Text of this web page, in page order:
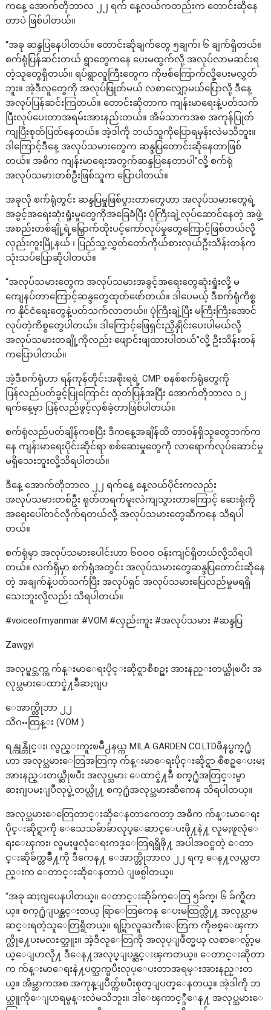
ကနေ့ အောက်တိုဘာလ ၂၂ ရက် နေ့လယ်ကတည်းက တောင်းဆိုနေ
တာပဲ ဖြစ်ပါတယ်။
“အခု ဆန္ဒပြနေပါတယ်။ တောင်းဆိုချက်တွေ ၅ချက်၊ ၆ ချက်ရှိတယ်။
စက်ရုံပြန်ဆင်းတယ် ရွာတွေကနေ ပေးမထွက်လို့ အလုပ်လာမဆင်းရ
တဲ့သူတွေရှိတယ်။ ရပ်ရွာလူကြီးတွေက ကိုဗစ်ကြောက်လို့ပေးမလွှတ်
ဘူး။ အဲ့ဒီလူတွေကို အလုပ်ဖြုတ်မယ် လစာလျှော့မယ်ပြောလို့ ဒီနေ့
အလုပ်ပြန်ဆင်းကြတယ်။ တောင်းဆိုတာက ကျန်းမာရေးနဲ့ပတ်သက်
ပြီးလုပ်ပေးတာအရမ်းအားနည်းတယ်။ အိမ်သာကအစ အကုန်ပြုတ်
ကျပြီးစုတ်ပြတ်နေတယ်။ အဲ့ဒါကို ဘယ်သူကိုပြောရမှန်းလဲမသိဘူး။
ဒါကြောင့်ဒီနေ့ အလုပ်သမားတွေက ဆန္ဒပြတောင်းဆိုနေတာဖြစ်
တယ်။ အဓိက ကျန်းမာရေးအတွက်ဆန္ဒပြနေတာပါ”လို့ စက်ရုံ
အလုပ်သမားတစ်ဦးဖြစ်သူက ပြောပါတယ်။
အခုလို စက်ရုံတွင်း ဆန္ဒပြမှုဖြစ်ပွားတာတွေဟာ အလုပ်သမားတွေရဲ့
အခွင့်အရေးဆုံးရှုံးမှုတွေကိုအခြေခံပြီး ပုံကြီးချဲ့လုပ်ဆောင်နေတဲ့ အဖွဲ့
အစည်းတစ်ချို့ရဲ့မြှောက်ထိုးပင့်ကော်လုပ်မှုတွေကြောင့်ဖြစ်တယ်လို့
လှည်းကူးမြို့နယ် ၊ ပြည်သူ့လွှတ်တော်ကိုယ်စားလှယ်ဦးသိန်းတန်က
သုံးသပ်ပြောဆိုပါတယ်။
“အလုပ်သမားတွေက အလုပ်သမားအခွင့်အရေးတွေဆုံးရှုံးလို့ မ
ကျေနပ်တာကြောင့်ဆန္ဒတွေထုတ်ဖော်တယ်။ ဒါပေမယ့် ဒီစက်ရုံကိစ္စ
က နိုင်ငံရေးတွေနဲ့ပတ်သက်လာတယ်။ ပုံကြီးချဲ့ပြီး မကြီးကြီးအောင်
လုပ်တဲ့ကိစ္စတွေပါတယ်။ ဒါကြောင့်ဖြေရှင်းညှိနှိုင်းပေးပါမယ်လို့
အလုပ်သမားတချို့ကိုလည်း ဖျောင်းဖျထားပါတယ်”လို့ ဦးသိန်းတန်
ကပြောပါတယ်။
အဲ့ဒီစက်ရုံဟာ ရန်ကုန်တိုင်းအစိုးရရဲ့ CMP စနစ်စက်ရုံတွေကို
ပြန်လည်ပတ်ခွင့်ပြုကြောင်း ထုတ်ပြန်အပြီး အောက်တိုဘာလ ၁၂
ရက်နေ့မှာ ပြန်လည်ဖွင့်လှစ်ခဲ့တာဖြစ်ပါတယ်။
စက်ရုံလည်ပတ်ချိန်ကစပြီး ဒီကနေ့အချိန်ထိ တာဝန်ရှိသူတွေဘက်က
နေ ကျန်းမာရေးပိုင်းဆိုင်ရာ စစ်ဆေးမှုတွေကို လာရောက်လုပ်ဆောင်မှု
မရှိသေးဘူးလို့သိရပါတယ်။
ဒီနေ့ အောက်တိုဘာလ ၂၂ ရက်နေ့ နေ့လယ်ပိုင်းကလည်း
အလုပ်သမားတစ်ဦး ရုတ်တရက်မူးလဲကျသွားတာကြောင့် ဆေးရုံကို
အရေးပေါ်တင်လိုက်ရတယ်လို့ အလုပ်သမားတွေဆီကနေ သိရပါ
တယ်။
စက်ရုံမှာ အလုပ်သမားပေါင်းဟာ ၆၀၀၀ ဝန်းကျင်ရှိတယ်လို့သိရပါ
တယ်။ လက်ရှိမှာ စက်ရုံအတွင်း အလုပ်သမားတွေဆန္ဒပြတောင်းဆိုနေ
တဲ့ အချက်နဲ့ပတ်သက်ပြီး အလုပ်ရှင် အလုပ်သမားပြေလည်မှုမရရှိ
သေးဘူးလို့လည်း သိရပါတယ်။
#voiceofmyanmar #VOM #လှည်းကူး #အလုပ်သမား #ဆန္ဒပြ
Zawgyi
အလုပ္ရွင္ဘက္က က်န္းမာေရးပိုင္းဆိုင္ရာစီစဥ္မႈ အားနည္းတယ္ဆိုၿပီး အ
လုပ္သမားေထာင္နဲ႔ခ်ီဆႏၵျပ
ေအာက္တိုဘာ ၂၂
သိဂႌထြန္း (VOM )
ရန္ကုန္တိုင္း၊ လွည္းကူးၿမိဳ႕နယ္က MILA GARDEN CO.LTDဖိနပ္စက္႐ုံ
ဟာ အလုပ္သမားေတြအတြက္ က်န္းမာေရးပိုင္းဆိုင္ရာ စီစဥ္ေပးမႈ
အားနည္းတယ္ဆိုၿပီး အလုပ္သမား ေထာင္နဲ႔ခ်ီ စက္႐ုံအတြင္းမွာ
ဆႏၵျပမႈျပဳလုပ္ခဲ့တယ္လို႔ စက္႐ုံအလုပ္သမားဆီကေန သိရပါတယ္။
အလုပ္သမားေတြေတာင္းဆိုေနတာကေတာ့ အဓိက က်န္းမာေရး
ပိုင္းဆိုင္ရာကို ေသေသခ်ာခ်ာလုပ္ေဆာင္ေပးဖို႔နဲ႔ လူမႈဖူလုံေ
ရးေၾကး၊ လူမႈဖူလုံေရးကဒ္ေတြရရွိဖို႔ အပါအ၀င္စတဲ့ ေတာ
င္းဆိုခ်က္တခ်ိဳ႔ကို ဒီကေန႔ ေအာက္တိုဘာလ ၂၂ ရက္ ေန႔လယ္ကတ
ည္းက ေတာင္းဆိုေနတာပဲ ျဖစ္ပါတယ္။
“အခု ဆႏၵျပေနပါတယ္။ ေတာင္းဆိုခ်က္ေတြ ၅ခ်က္၊ ၆ ခ်က္ရွိတ
ယ္။ စက္႐ုံျပန္ဆင္းတယ္ ရြာေတြကေန ေပးမထြက္လို႔ အလုပ္လာမ
ဆင္းရတဲ့သူေတြရွိတယ္။ ရပ္ရြာလူႀကီးေတြက ကိုဗစ္ေၾကာ
က္လို႔ေပးမလႊတ္ဘူး။ အဲ့ဒီလူေတြကို အလုပ္ျဖဳတ္မယ္ လစာေလွ်ာ့မ
ယ္ေျပာလို႔ ဒီေန႔အလုပ္ျပန္ဆင္းၾကတယ္။ ေတာင္းဆိုတာ
က က်န္းမာေရးနဲ႔ပတ္သက္ၿပီးလုပ္ေပးတာအရမ္းအားနည္းတ
ယ္။ အိမ္သာကအစ အကုန္ျပဳတ္က်ၿပီးစုတ္ျပတ္ေနတယ္။ အဲ့ဒါကို ဘ
ယ္သူကိုေျပာရမွန္းလဲမသိဘူး။ ဒါေၾကာင့္ဒီေန႔ အလုပ္သမားေ